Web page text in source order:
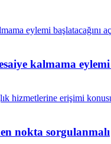
kalmama eylemi
nokta sorgulanmalı